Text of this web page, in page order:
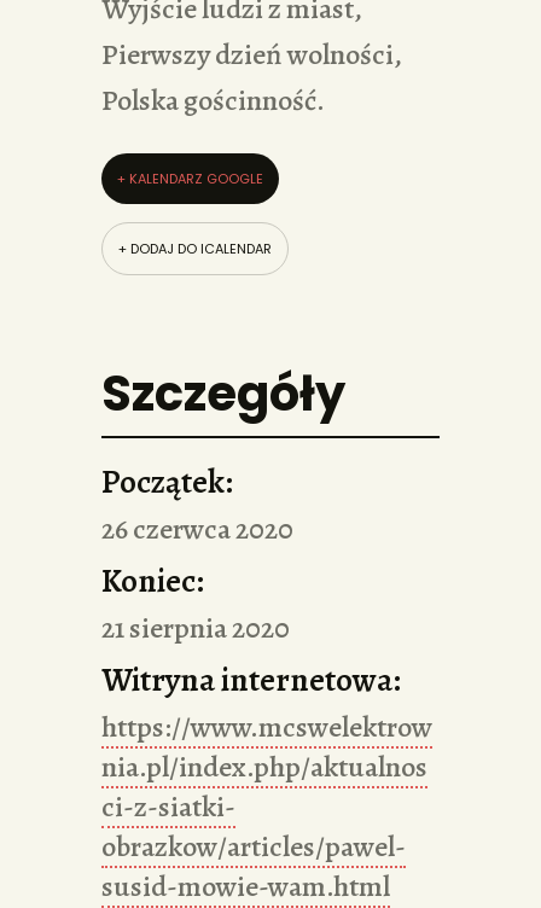
Wyjście ludzi z miast,
Pierwszy dzień wolności,
Polska gościnność.
+ KALENDARZ GOOGLE
+ DODAJ DO ICALENDAR
Szczegóły
Początek:
26 czerwca 2020
Koniec:
21 sierpnia 2020
Witryna internetowa:
https://www.mcswelektrow
nia.pl/index.php/aktualnos
ci-z-siatki-
obrazkow/articles/pawel-
susid-mowie-wam.html